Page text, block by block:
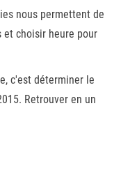
nous permettent de
et choisir heure pour
c'est déterminer le
Retrouver en un